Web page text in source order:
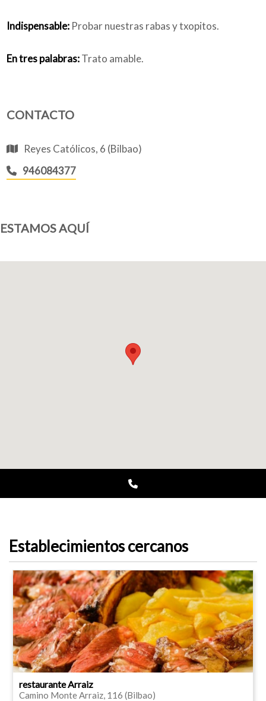
Añade tu negocio
Indispensable: Probar nuestras rabas y txopitos.
En tres palabras:Trato amable.
CONTACTO
Reyes Católicos, 6 (Bilbao)
946084377
ESTAMOS AQUÍ
Establecimientos cercanos
restaurante Arraiz
Camino Monte Arraiz, 116 (Bilbao)